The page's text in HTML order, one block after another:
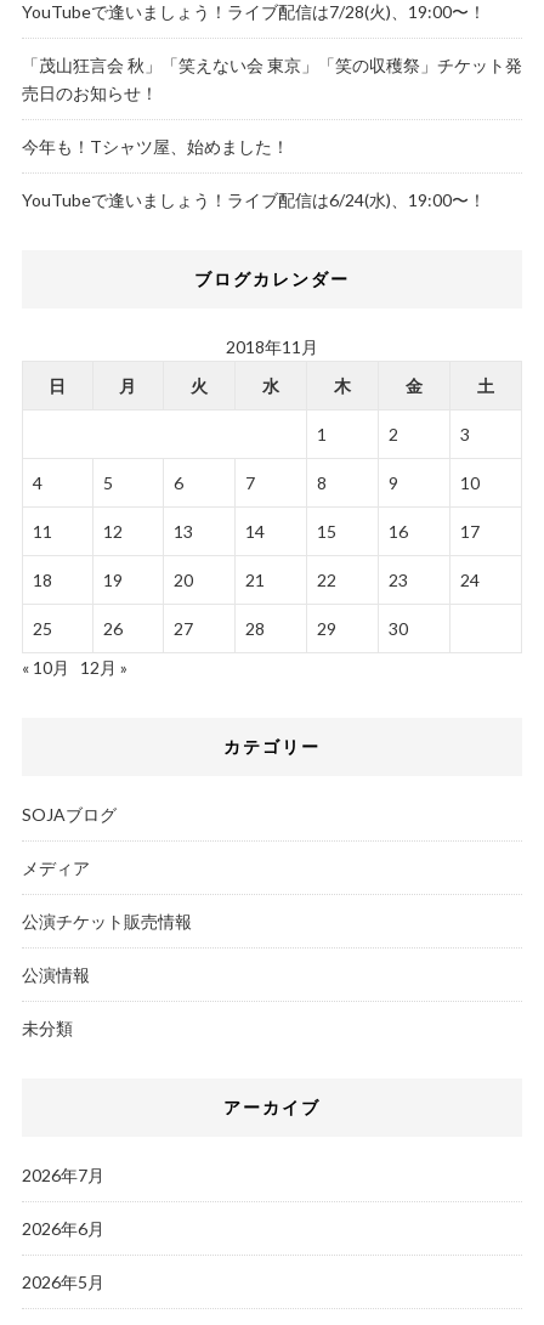
YouTubeで逢いましょう！ライブ配信は7/28(火)、19:00〜！
「茂山狂言会 秋」「笑えない会 東京」「笑の収穫祭」チケット発
売日のお知らせ！
今年も！Tシャツ屋、始めました！
YouTubeで逢いましょう！ライブ配信は6/24(水)、19:00〜！
ブログカレンダー
2018年11月
日
月 火 水 木 金 土
1 2 3
4 5 6 7 8 9 10
11 12 13 14 15 16 17
18 19 20 21 22 23 24
25 26 27 28 29
30
« 10月
12月 »
カテゴリー
SOJAブログ
メディア
公演チケット販売情報
公演情報
未分類
アーカイブ
2026年7月
2026年6月
2026年5月